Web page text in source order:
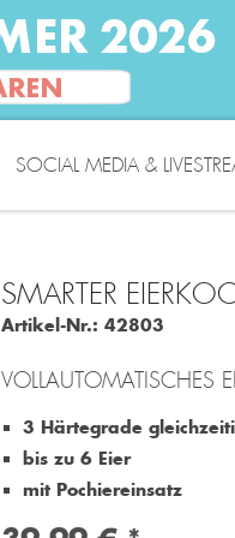
SOCIAL MEDIA &
SMARTER
Artikel-Nr.: 42803
VOLLAUTOMATISCHES
3 Härtegrade
bis zu 6 Eier
mit Pochiereinsatz